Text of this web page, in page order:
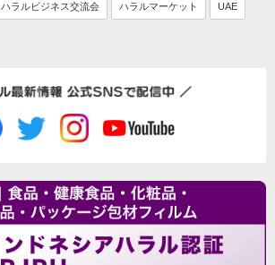
ハラルビジネス交流会 ハラルマーケット UAE